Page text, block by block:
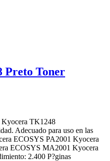
Preto Toner
Kyocera TK1248
Adecuado para uso en las
ECOSYS PA2001 Kyocera
ECOSYS MA2001 Kyocera
2.400 P?ginas